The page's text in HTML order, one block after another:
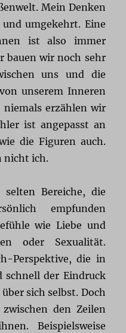
Mein Denken
umgekehrt. Eine
ist also immer
bauen wir noch sehr
uns und die
unserem Inneren
erzählen wir
ist angepasst an
die Figuren auch.
nicht ich.
Bereiche, die
empfunden
wie Liebe und
oder Sexualität.
Perspektive, die in
der Eindruck
sich selbst. Doch
den Zeilen
Beispielsweise